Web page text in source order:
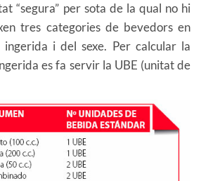
“segura” per sota de la qual no hi
tres categories de bevedors en
i del sexe. Per calcular la
es fa servir la UBE (unitat de